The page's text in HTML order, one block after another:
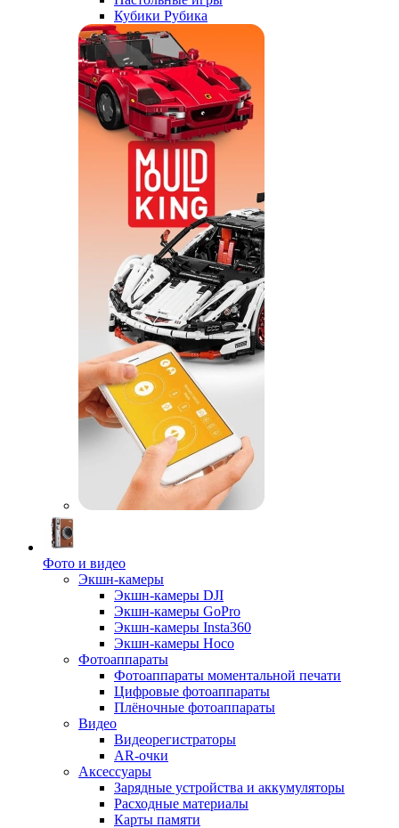
Кубики Рубика
Фото и видео
Экшн-камеры
Экшн-камеры DJI
Экшн-камеры GoPro
Экшн-камеры Insta360
Экшн-камеры Hoco
Фотоаппараты
Фотоаппараты моментальной печати
Цифровые фотоаппараты
Плёночные фотоаппараты
Видео
Видеорегистраторы
AR-очки
Аксессуары
Зарядные устройства и аккумуляторы
Расходные материалы
Карты памяти